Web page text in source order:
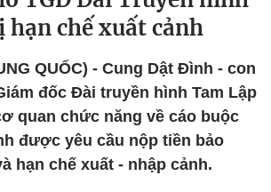
hạn chế xuất cảnh
QUỐC) - Cung Dật Đình - con
đốc Đài truyền hình Tam Lập
quan chức năng về cáo buộc
được yêu cầu nộp tiền bảo
hạn chế xuất - nhập cảnh.